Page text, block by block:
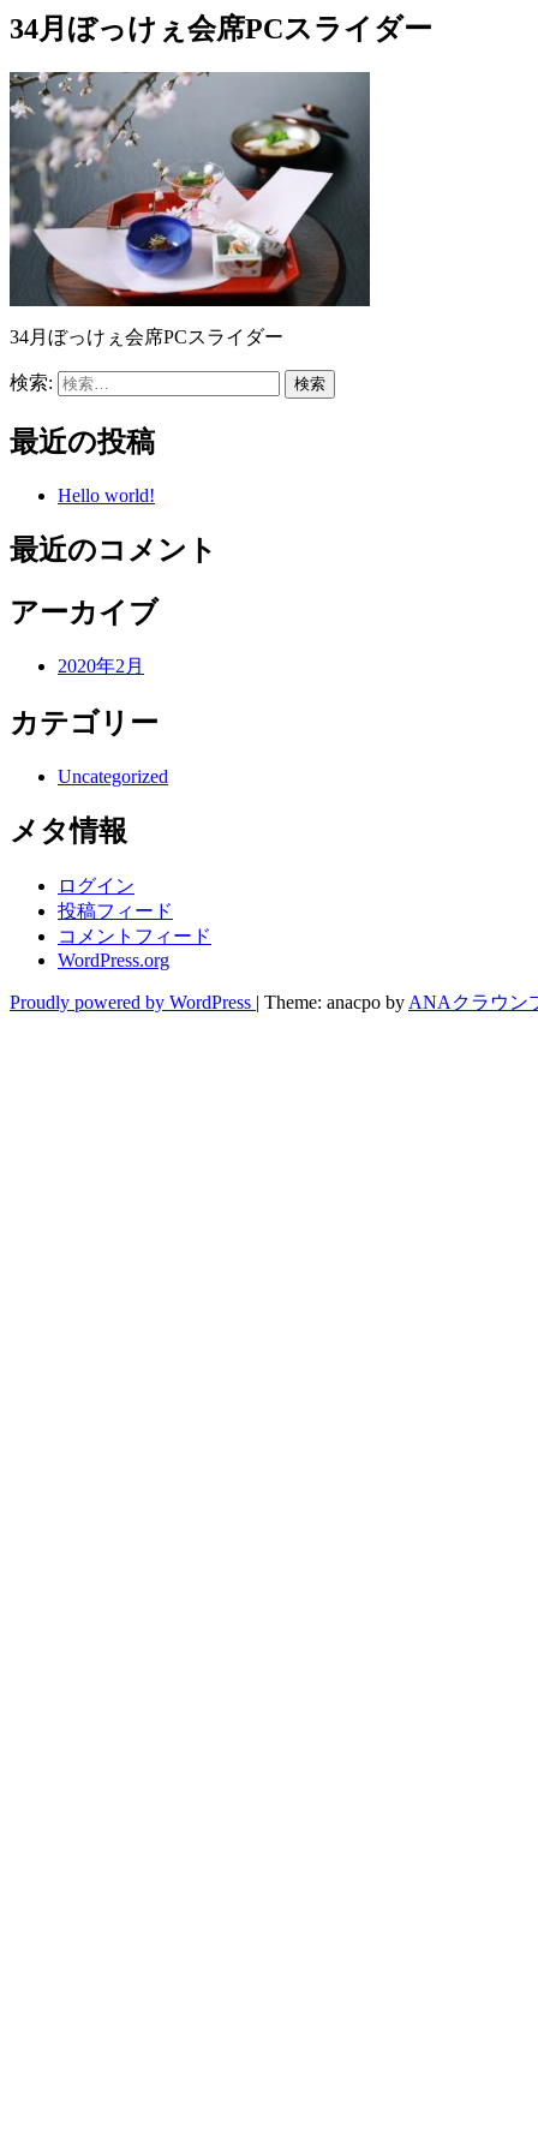
34月ぼっけぇ会席PCスライダー
34月ぼっけぇ会席PCスライダー
検索:
最近の投稿
Hello world!
最近のコメント
アーカイブ
2020年2月
カテゴリー
Uncategorized
メタ情報
ログイン
投稿フィード
コメントフィード
WordPress.org
Proudly powered by WordPress | Theme: anacpo by ANAクラウン